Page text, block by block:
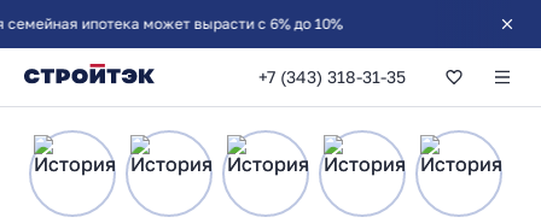
ипотека может вырасти с 6% до 10%
+7 (343) 318-31-35